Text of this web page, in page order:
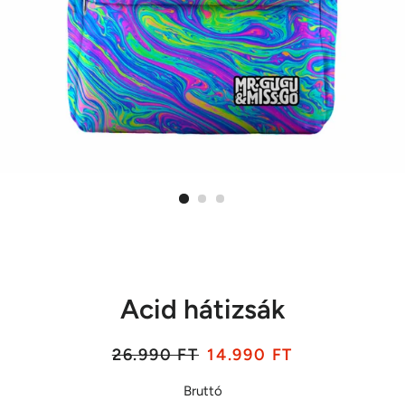
Acid hátizsák
Listaár
26.990 FT Akciós
14.990 FT
Bruttó